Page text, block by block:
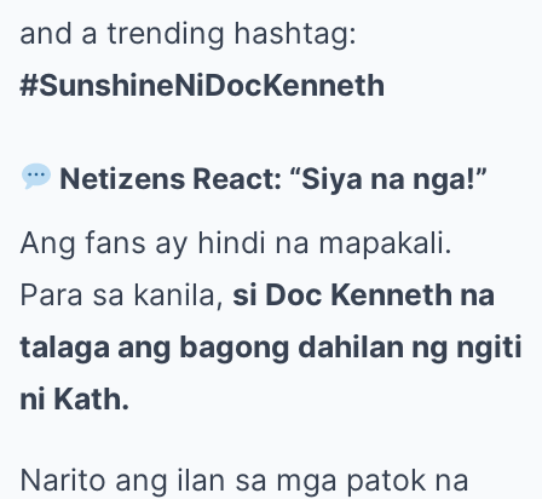
and a trending hashtag:
#SunshineNiDocKenneth
Netizens React: “Siya na nga!”
Ang fans ay hindi na mapakali.
Para sa kanila, si Doc Kenneth na
talaga ang bagong dahilan ng ngiti
ni Kath.
Narito ang ilan sa mga patok na